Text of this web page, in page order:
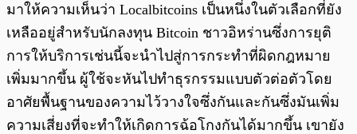
มาให้ความเห็นว่า Localbitcoins เป็นหนึ่งในตัวเลือกที่ยัง
เหลืออยู่สำหรับนักลงทุน Bitcoin ชาวอิหร่านซึ่งการยุติ
การให้บริการเช่นนี้จะนำไปสู่การกระทำที่ผิดกฎหมาย
เพิ่มมากขึ้น ผู้ใช้จะหันไปทำธุรกรรมแบบตัวต่อตัวโดย
อาศัยพื้นฐานของความไว้วางใจซึ่งกันและกันซึ่งมันเพิ่ม
ความเสี่ยงที่จะทำให้เกิดการฉ้อโกงกันได้มากขึ้น เขายัง